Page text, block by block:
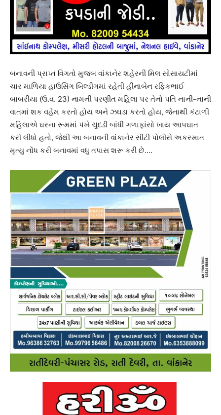
બનાવની પ્રાપ્ત વિગતો મુજબ વાંકાનેર શહેરની મિલ સોસાયટીમાં
ચાર માળિયા હાઉસિંગ બિલ્ડીંગમાં રહેતી હીનાબેન રફિકભાઈ
બાબરીયા (ઉ.વ. 23) નામની પરણીત મહિલા પર તેનો પતિ નાની-નાની
વાતમાં શક વહેમ કરતો હોય અને ઝઘડા કરતો હોય, જેનાથી કંટાળી
મહિલાએ ઘરના રૂમમાં પંખે ચુંદડી બાંધી ગળાફાંસો ખાય આપઘાત
કરી લીધો હતો, જેથી આ બનાવની વાંકાનેર સીટી પોલીસે અકસ્માત
મૃત્યુ નોંધ કરી બનાવમાં વધુ તપાસ શરૂ કરી છે….